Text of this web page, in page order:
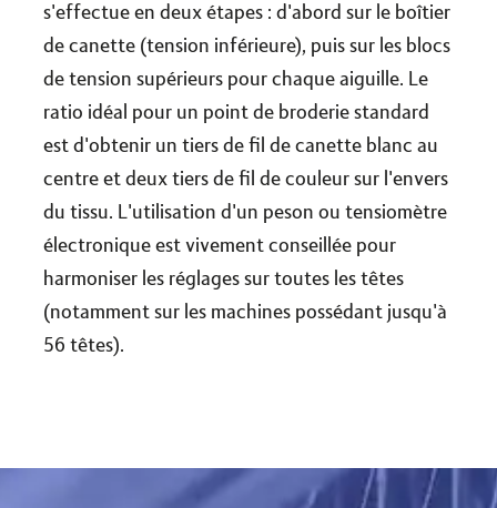
s'effectue en deux étapes : d'abord sur le boîtier
de canette (tension inférieure), puis sur les blocs
de tension supérieurs pour chaque aiguille. Le
ratio idéal pour un point de broderie standard
est d'obtenir un tiers de fil de canette blanc au
centre et deux tiers de fil de couleur sur l'envers
du tissu. L'utilisation d'un peson ou tensiomètre
électronique est vivement conseillée pour
harmoniser les réglages sur toutes les têtes
(notamment sur les machines possédant jusqu'à
56 têtes).